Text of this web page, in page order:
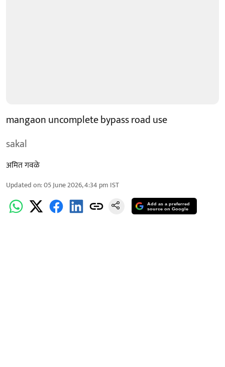
mangaon uncomplete bypass road use
sakal
अमित गवळे
Updated on:05 June 2026, 4:34 pm IST
Add as a preferred
source on Google